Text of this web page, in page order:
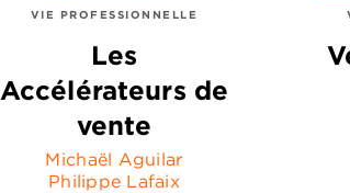
VIE PROFESSIONNELLE
Les
Accélérateurs de
vente
Michaël Aguilar
Philippe Lafaix